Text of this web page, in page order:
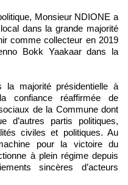
Monsieur NDIONE a
dans la grande majorité
comme collecteur en 2019
Bokk Yaakaar dans la
majorité présidentielle à
confiance réaffirmée de
de la Commune dont
partis politiques,
civiles et politiques. Au
pour la victoire du
à plein régime depuis
sincères d’acteurs